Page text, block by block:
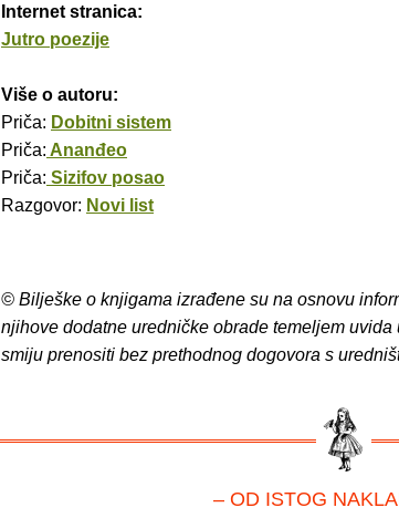
Internet stranica:
Jutro poezije
Više o autoru:
Priča: Dobitni sistem
Priča: Ananđeo
Priča: Sizifov posao
Razgovor: Novi list
© Bilješke o knjigama izrađene su na osnovu
njihove dodatne uredničke obrade temeljem
smiju prenositi bez prethodnog dogovora s
– OD ISTOG